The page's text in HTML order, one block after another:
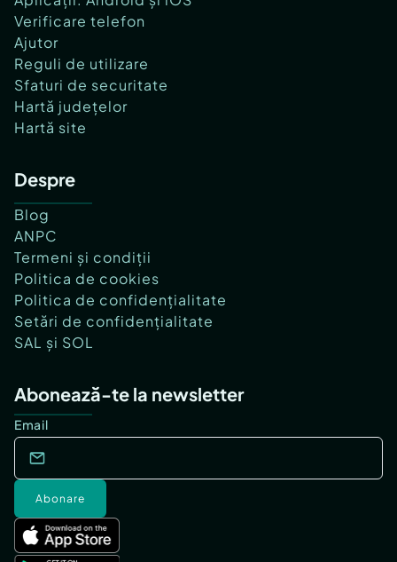
Verificare telefon
Ajutor
Reguli de utilizare
Sfaturi de securitate
Hartă județelor
Hartă site
Despre
Blog
ANPC
Termeni și condiții
Politica de cookies
Politica de confidențialitate
Setări de confidențialitate
SAL și SOL
Abonează-te la newsletter
Email
Abonare